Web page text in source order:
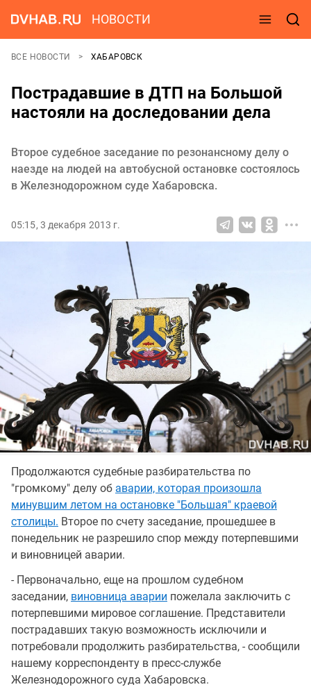
НОВОСТИ
ВСЕ НОВОСТИ ХАБАРОВСК
Пострадавшие в ДТП на Большой
настояли на доследовании дела
Второе судебное заседание по резонансному делу о
наезде на людей на автобусной остановке состоялось
в Железнодорожном суде Хабаровска.
05:15, 3 декабря 2013 г.
Продолжаются судебные разбирательства по
"громкому" делу об аварии, которая произошла
минувшим летом на остановке "Большая" краевой
столицы. Второе по счету заседание, прошедшее в
понедельник не разрешило спор между потерпевшими
и виновницей аварии.
- Первоначально, еще на прошлом судебном
заседании, виновница аварии пожелала заключить с
потерпевшими мировое соглашение. Представители
пострадавших такую возможность исключили и
потребовали продолжить разбирательства, - сообщили
нашему корреспонденту в пресс-службе
Железнодорожного суда Хабаровска.